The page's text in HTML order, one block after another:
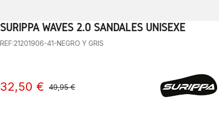
2 3 4 5 6 7 8 9
SURIPPA WAVES 2.0 SANDALES UNISEXE
REF:21201906-41-NEGRO Y GRIS
32,50 € 49,95 €